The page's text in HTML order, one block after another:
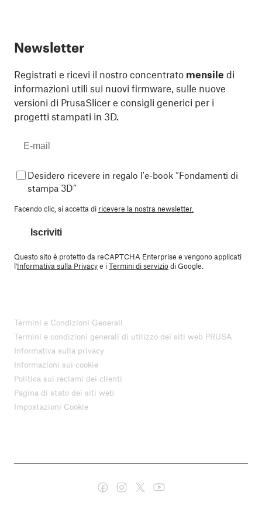
Newsletter
Registrati e ricevi il nostro concentrato mensile di
informazioni utili sui nuovi firmware, sulle nuove
versioni di PrusaSlicer e consigli generici per i
progetti stampati in 3D.
Desidero ricevere in regalo l'e-book “Fondamenti di
stampa 3D”
Facendo clic, si accetta di ricevere la nostra newsletter.
Iscriviti
Questo sito è protetto da reCAPTCHA Enterprise e vengono applicati
l'Informativa sulla Privacye iTermini di serviziodi Google.
Termini e Condizioni Generali
Termini e condizioni generali di utilizzo dei siti web PRUSA
Informativa sulla privacy
Informazioni sui cookie
Politica sui reclami dei clienti
Pagina di stato dei siti web
Impostazioni Cookie